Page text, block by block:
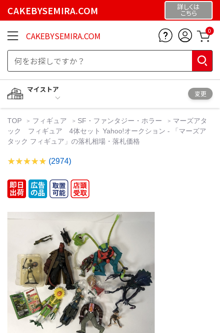
CAKEBYSEMIRA.COM 詳しくは
こちら
CAKEBYSEMIRA.COM 0
マイストア
変更
TOP フィギュア SF・ファンタジー・ホラー
マーズアタ
ック フィギュア 4体セット Yahoo!オークション - 「マーズア
タック フィギュア」の落札相場・落札価格
(2974)